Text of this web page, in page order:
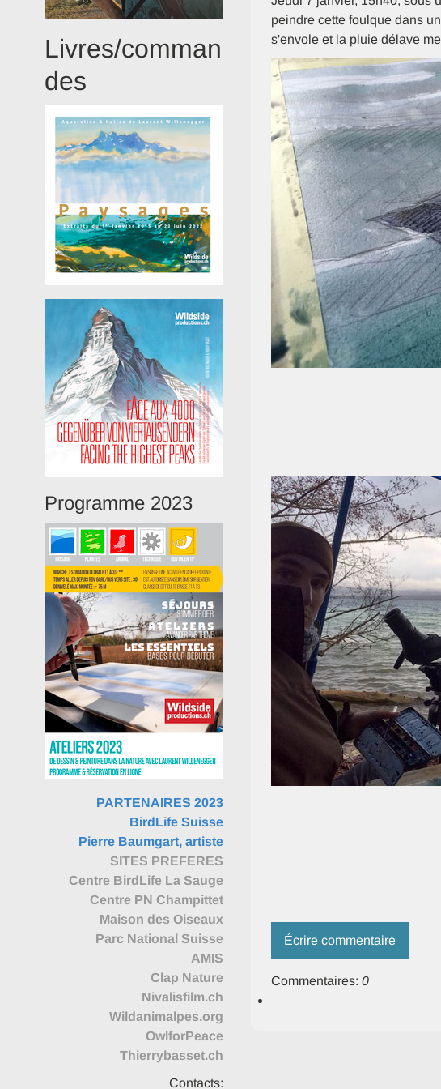
peindre cette foulque dans
s'envole et la pluie délave
Écrire commentaire
Commentaires: 0
Livres/comman
des
Programme 2023
PARTENAIRES 2023
BirdLife Suisse
Pierre Baumgart, artiste
SITES PREFERES
Centre BirdLife La Sauge
Centre PN Champittet
Maison des Oiseaux
Parc National Suisse
AMIS
Clap Nature
Nivalisfilm.ch
Wildanimalpes.org
OwlforPeace
Thierrybasset.ch
Contacts: